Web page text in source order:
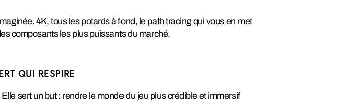
4K, tous les potards à fond, le path tracing qui vous en met
composants les plus puissants du marché.
QUI RESPIRE
sert un but : rendre le monde du jeu plus crédible et immersif